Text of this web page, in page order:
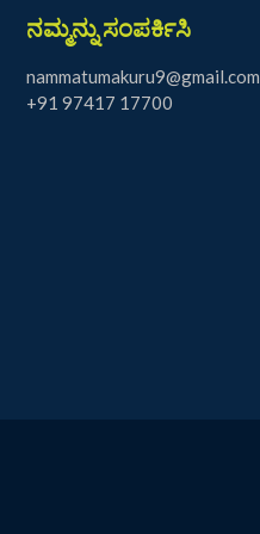
ನಮ್ಮನ್ನು ಸಂಪರ್ಕಿಸಿ
nammatumakuru9@gmail.com
+91 97417 17700